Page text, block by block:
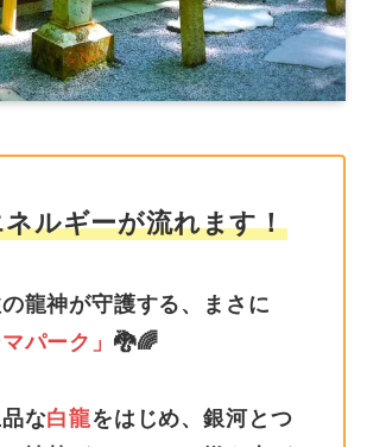
ルギーが流れます！
龍神が守護する、まさに
パーク」 🐉🌈
な白龍 をはじめ、銀河とつ